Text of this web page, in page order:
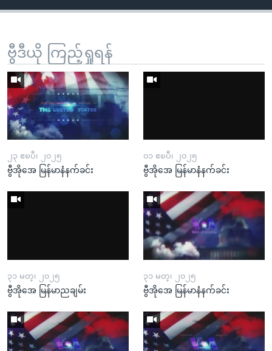
ဗွီဒီယို ကြည့်ရှုရန်
၂၃ ဧၿပီ၊ ၂၀၂၅
ဗွီအိုအေ မြန်မာနံနက်ခင်း
၀၁ ဧၿပီ၊ ၂၀၂၅
ဗွီအိုအေ မြန်မာနံနက်ခင်း
၃၁ မတ္၊ ၂၀၂၅
ဗွီအိုအေ မြန်မာညချမ်း
၃၁ မတ္၊ ၂၀၂၅
ဗွီအိုအေ မြန်မာနံနက်ခင်း